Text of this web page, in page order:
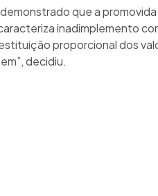
que a
inadimplemento
proporcional dos
decidiu.